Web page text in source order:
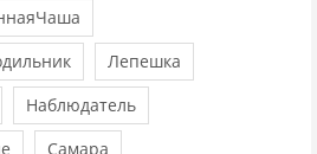
Лепешка
Наблюдатель
Самара